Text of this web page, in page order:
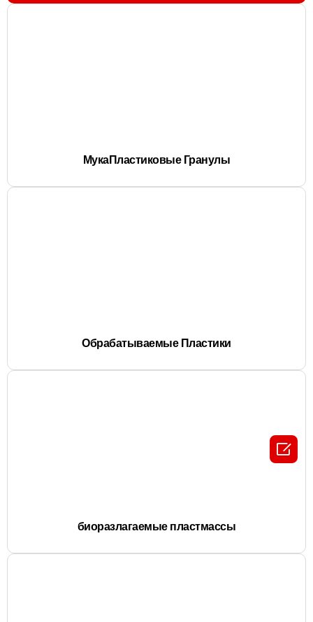
МукаПластиковые Гранулы
Обрабатываемые Пластики
биоразлагаемые пластмассы
